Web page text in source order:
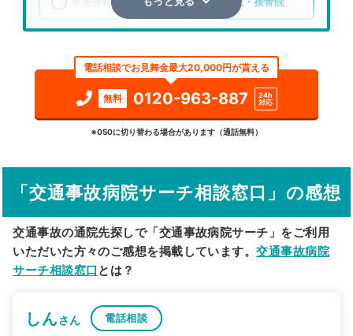
検索する
詳細条件で絞り込む
駅から探す 院名から探す
電話相談でお見舞金最大20,000円が貰える
無料 0120-963-887
24h
対応
※050に切り替わる場合があります（通話無料）
「交通事故病院サーチ相談窓口」の感想
交通事故の通院先探しで「交通事故病院サーチ」をご利用
いただいた方々のご感想を掲載しています。交通事故病院
サーチ相談窓口 とは？
しんさん 電話相談